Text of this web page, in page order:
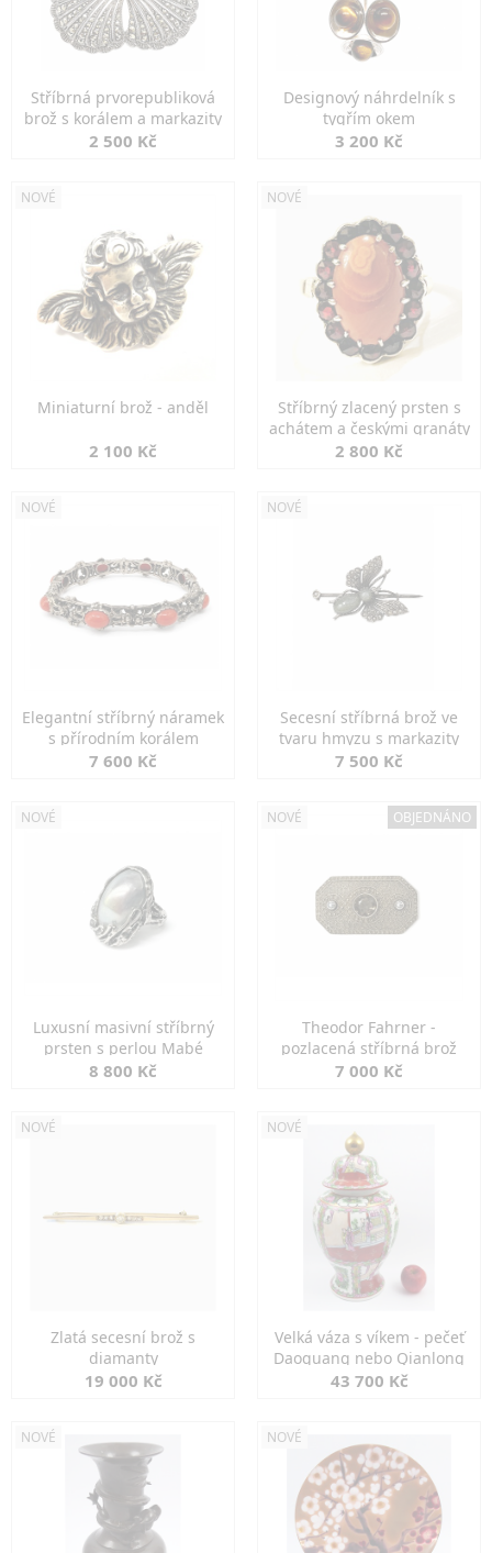
Stříbrná prvorepubliková
brož s korálem a markazity
2 500 Kč
Designový náhrdelník s
tygřím okem
3 200 Kč
NOVÉ
Miniaturní brož - anděl
2 100 Kč
NOVÉ
Stříbrný zlacený prsten s
achátem a českými granáty
2 800 Kč
NOVÉ
Elegantní stříbrný náramek
s přírodním korálem
7 600 Kč
NOVÉ
Secesní stříbrná brož ve
tvaru hmyzu s markazity
7 500 Kč
NOVÉ
Luxusní masivní stříbrný
prsten s perlou Mabé
8 800 Kč
NOVÉ OBJEDNÁNO
Theodor Fahrner -
pozlacená stříbrná brož
7 000 Kč
NOVÉ
Zlatá secesní brož s
diamanty
19 000 Kč
NOVÉ
Velká váza s víkem - pečeť
Daoguang nebo Qianlong
43 700 Kč
NOVÉ NOVÉ